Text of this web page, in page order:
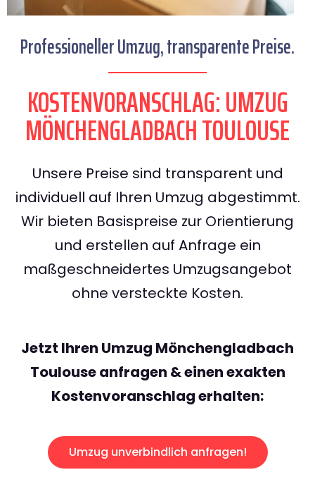
Professioneller Umzug, transparente Preise.
KOSTENVORANSCHLAG: UMZUG
MÖNCHENGLADBACH TOULOUSE
Unsere Preise sind transparent und
individuell auf Ihren Umzug abgestimmt.
Wir bieten Basispreise zur Orientierung
und erstellen auf Anfrage ein
maßgeschneidertes Umzugsangebot
ohne versteckte Kosten.
Jetzt Ihren Umzug Mönchengladbach
Toulouse anfragen & einen exakten
Kostenvoranschlag erhalten:
Umzug unverbindlich anfragen!